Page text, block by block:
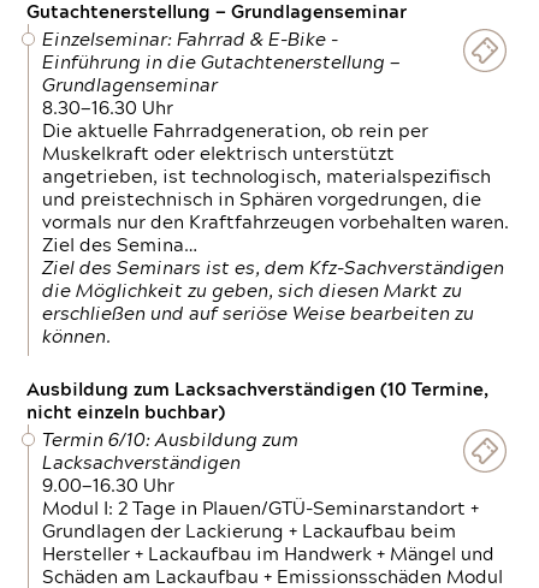
Gutachtenerstellung — Grundlagenseminar
Einzelseminar: Fahrrad & E-Bike -
Einführung in die Gutachtenerstellung —
Grundlagenseminar
8.30—16.30 Uhr
Die aktuelle Fahrradgeneration, ob rein per
Muskelkraft oder elektrisch unterstützt
angetrieben, ist technologisch, materialspezifisch
und preistechnisch in Sphären vorgedrungen, die
vormals nur den Kraftfahrzeugen vorbehalten waren.
Ziel des Semina…
Ziel des Seminars ist es, dem Kfz-Sachverständigen
die Möglichkeit zu geben, sich diesen Markt zu
erschließen und auf seriöse Weise bearbeiten zu
können.
Ausbildung zum Lacksachverständigen (10 Termine,
nicht einzeln buchbar)
Termin 6/10: Ausbildung zum
Lacksachverständigen
9.00—16.30 Uhr
Modul I: 2 Tage in Plauen/GTÜ-Seminarstandort +
Grundlagen der Lackierung + Lackaufbau beim
Hersteller + Lackaufbau im Handwerk + Mängel und
Schäden am Lackaufbau + Emissionsschäden Modul